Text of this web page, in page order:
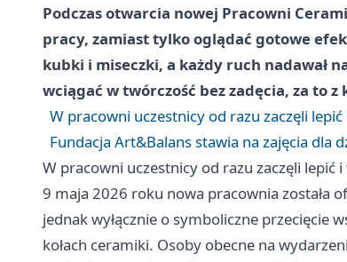
Podczas otwarcia nowej Pracowni
pracy, zamiast tylko oglądać gotowe
kubki i miseczki, a każdy ruch nadawał
wciągać w twórczość bez zadęcia, za to
W pracowni uczestnicy od razu zaczęli
Fundacja Art&Balans stawia na zajęcia dla
W pracowni uczestnicy od razu zaczęli lepić
9 maja 2026 roku nowa pracownia została
jednak wyłącznie o symboliczne przecięcie
kołach ceramiki. Osoby obecne na